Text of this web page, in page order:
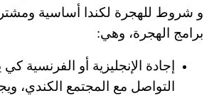
و شروط للهجرة لكندا أساسية
برامج الهجرة، وهي:
إجادة الإنجليزية أو الفرنسية
التواصل مع المجتمع الكندي،